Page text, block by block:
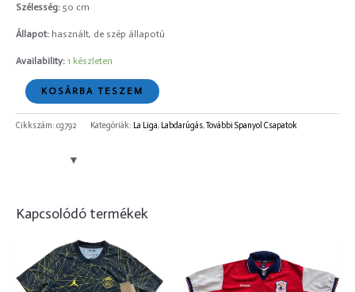
Szélesség: 50 cm
Állapot: használt, de szép állapotú
Availability: 1 készleten
KOSÁRBA TESZEM
Cikkszám: cg792 Kategóriák: La Liga, Labdarúgás,További Spanyol Csapatok
Kapcsolódó termékek